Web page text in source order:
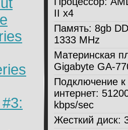
II x4
Память: 8gb
1333 MHz
Материнская
Gigabyte GA-
Подключение к
интернет:
kbps/sec
Жесткий диск: